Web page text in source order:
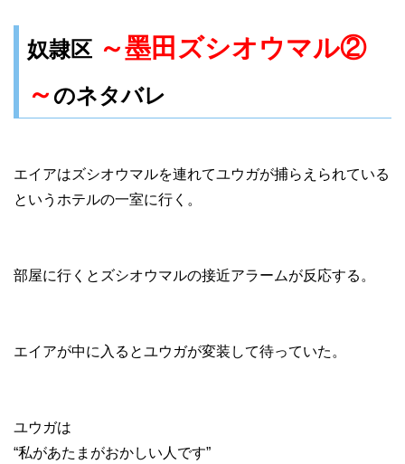
奴隷区 ～墨田ズシオウマル②
～ のネタバレ
エイアはズシオウマルを連れてユウガが捕らえられている
というホテルの一室に行く。
部屋に行くとズシオウマルの接近アラームが反応する。
エイアが中に入るとユウガが変装して待っていた。
ユウガは
“私があたまがおかしい人です”